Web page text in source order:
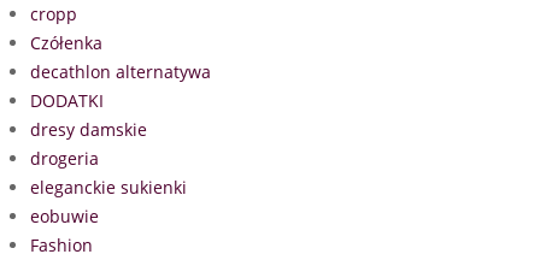
cropp
Czółenka
decathlon alternatywa
DODATKI
dresy damskie
drogeria
eleganckie sukienki
eobuwie
Fashion